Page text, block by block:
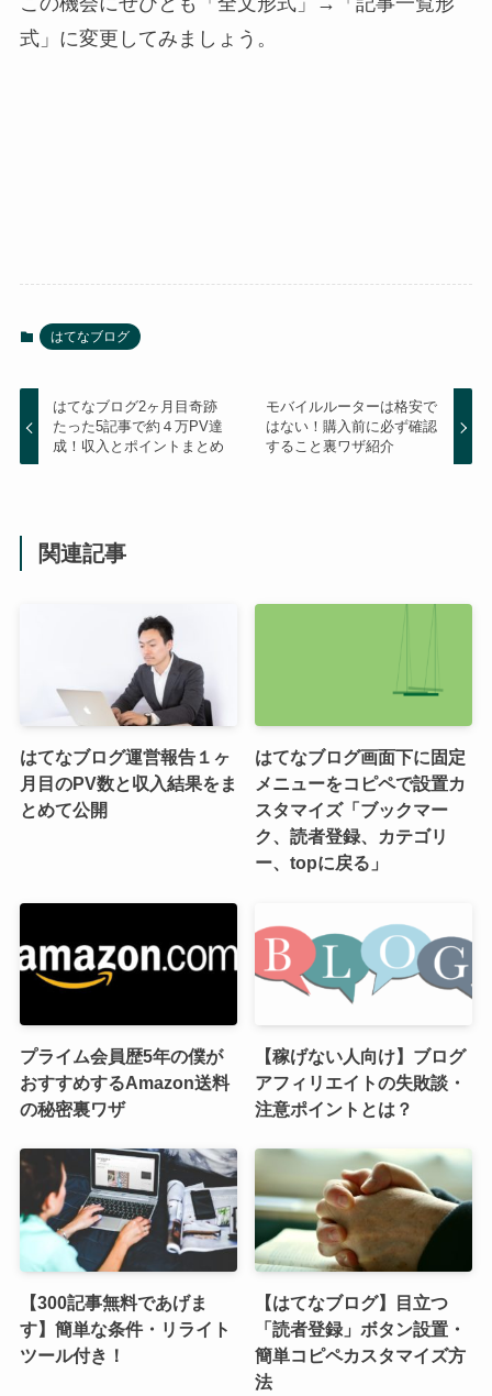
式」に変更してみましょう。
はてなブログ
はてなブログ2ヶ月目奇跡
たった5記事で約４万PV達
成！収入とポイントまとめ
モバイルルーターは格安で
はない！購入前に必ず確認
すること裏ワザ紹介
関連記事
はてなブログ運営報告１ヶ
月目のPV数と収入結果をま
とめて公開
はてなブログ画面下に固定
メニューをコピペで設置カ
スタマイズ「ブックマー
ク、読者登録、カテゴリ
ー、topに戻る」
プライム会員歴5年の僕が
おすすめするAmazon送料
の秘密裏ワザ
【稼げない人向け】ブログ
アフィリエイトの失敗談・
注意ポイントとは？
【300記事無料であげま
す】簡単な条件・リライト
ツール付き！
【はてなブログ】目立つ
「読者登録」ボタン設置・
簡単コピペカスタマイズ方
法